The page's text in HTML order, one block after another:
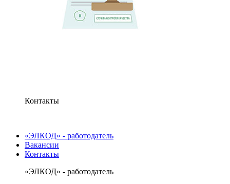
Контакты
«ЭЛКОД» - работодатель
Вакансии
Контакты
«ЭЛКОД» - работодатель